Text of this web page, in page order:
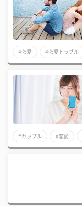
#恋愛 #恋愛トラブル
#カップル #恋愛